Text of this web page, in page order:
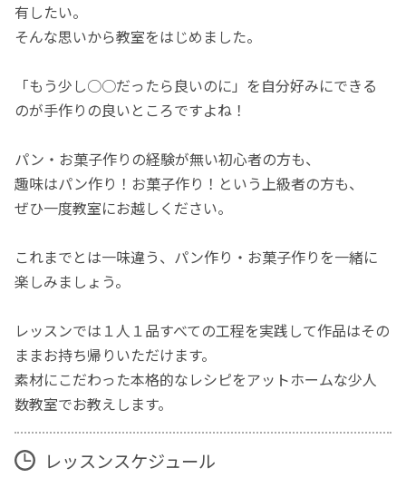
有したい。
そんな思いから教室をはじめました。
「もう少し○○だったら良いのに」を自分好みにできる
のが手作りの良いところですよね！
パン・お菓子作りの経験が無い初心者の方も、
趣味はパン作り！お菓子作り！という上級者の方も、
ぜひ一度教室にお越しください。
これまでとは一味違う、パン作り・お菓子作りを一緒に
楽しみましょう。
レッスンでは１人１品すべての工程を実践して作品はその
ままお持ち帰りいただけます。
素材にこだわった本格的なレシピをアットホームな少人
数教室でお教えします。
レッスンスケジュール